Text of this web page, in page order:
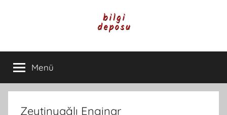
Bilgi
Deposu
Günlük
Yaşam
ve
Rehber
Menü
Zeytinyağlı Enginar